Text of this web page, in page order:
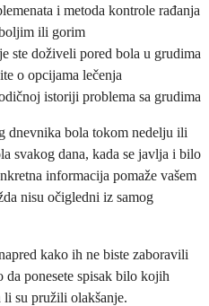
i metoda kontrole rađanja
ili gorim
ste doživeli pored bola u grudima
o opcijama lečenja
istoriji problema sa grudima
dnevnika bola tokom nedelju ili
svakog dana, kada se javlja i bilo
informacija pomaže vašem
nisu očigledni iz samog
kako ih ne biste zaboravili
ponesete spisak bilo kojih
su pružili olakšanje.